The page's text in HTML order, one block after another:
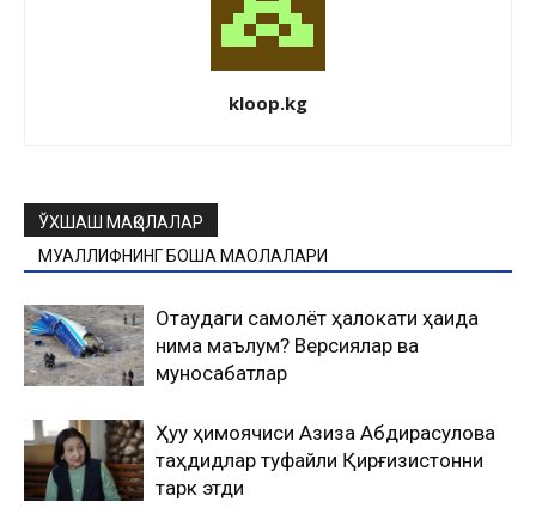
kloop.kg
ЎХШАШ МАҚОЛАЛАР
МУАЛЛИФНИНГ БОШҚА МАҚОЛАЛАРИ
Оқтаудаги самолёт ҳалокати ҳақида
нима маълум? Версиялар ва
муносабатлар
Ҳуқуқ ҳимоячиси Азиза Абдирасулова
таҳдидлар туфайли Қирғизистонни
тарк этди